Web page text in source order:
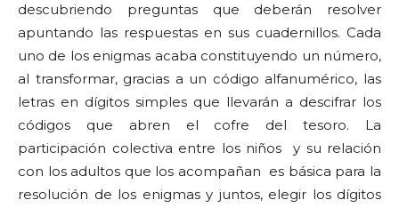
descubriendo preguntasque deberán resolver
apuntando las respuestas en sus cuadernillos. Cada
uno de los enigmas acaba constituyendo un número,
al transformar, gracias a un código alfanumérico, las
letras en dígitos simples que llevarán a descifrar los
códigos que abren el cofre del tesoro. La
participación colectiva entre los niños y su relación
con los adultos que los acompañan es básica para la
resolución de los enigmas y juntos, elegir los dígitos